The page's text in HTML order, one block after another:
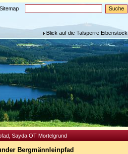
Sitemap
Blick auf die Talsperre Eibenstock
Sayda OT Mortelgrund
Bergmännleinpfad